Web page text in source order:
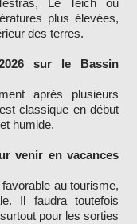
Le Teich ou
plus élevées,
des terres.
sur le Bassin
après plusieurs
classique en début
humide.
venir en vacances
au tourisme,
Il faudra toutefois
pour les sorties